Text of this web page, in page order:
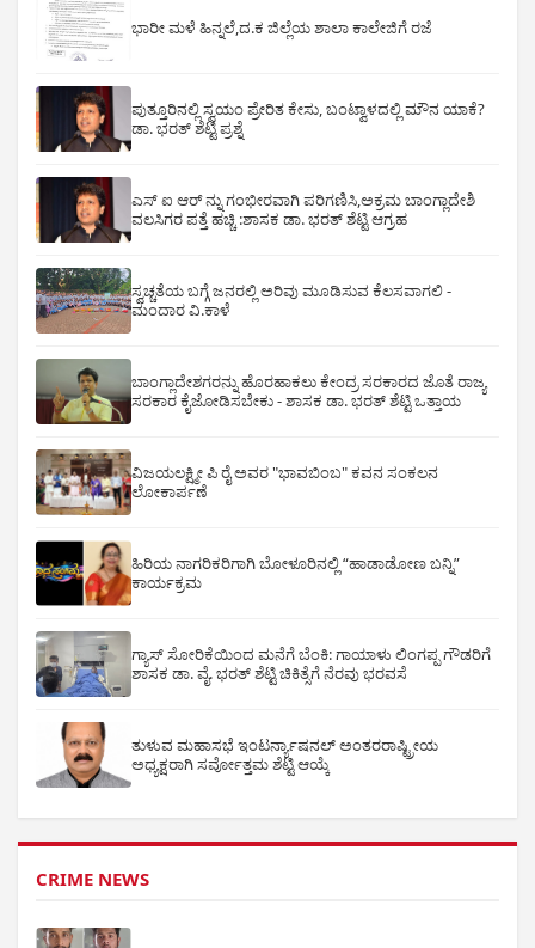
ಭಾರೀ ಮಳೆ ಹಿನ್ನಲೆ,ದ.ಕ ಜಿಲ್ಲೆಯ ಶಾಲಾ ಕಾಲೇಜಿಗೆ ರಜೆ
ಪುತ್ತೂರಿನಲ್ಲಿ ಸ್ವಯಂ ಪ್ರೇರಿತ ಕೇಸು, ಬಂಟ್ವಾಳದಲ್ಲಿ ಮೌನ ಯಾಕೆ?
ಡಾ. ಭರತ್ ಶೆಟ್ಟಿ ಪ್ರಶ್ನೆ
ಎಸ್ ಐ ಆರ್ ನ್ನು ಗಂಭೀರವಾಗಿ ಪರಿಗಣಿಸಿ,ಅಕ್ರಮ ಬಾಂಗ್ಲಾದೇಶಿ
ವಲಸಿಗರ ಪತ್ತೆ ಹಚ್ಚಿ :ಶಾಸಕ ಡಾ. ಭರತ್ ಶೆಟ್ಟಿ ಆಗ್ರಹ
ಸ್ವಚ್ಚತೆಯ ಬಗ್ಗೆ ಜನರಲ್ಲಿ ಅರಿವು ಮೂಡಿಸುವ ಕೆಲಸವಾಗಲಿ -
ಮಂದಾರ ವಿ.ಕಾಳೆ
ಬಾಂಗ್ಲಾದೇಶಗರನ್ನು ಹೊರಹಾಕಲು ಕೇಂದ್ರ ಸರಕಾರದ ಜೊತೆ ರಾಜ್ಯ
ಸರಕಾರ ಕೈಜೋಡಿಸಬೇಕು - ಶಾಸಕ ಡಾ. ಭರತ್ ಶೆಟ್ಟಿ ಒತ್ತಾಯ
ವಿಜಯಲಕ್ಷ್ಮೀ ಪಿ ರೈ ಅವರ "ಭಾವಬಿಂಬ" ಕವನ ಸಂಕಲನ
ಲೋಕಾರ್ಪಣೆ
ಹಿರಿಯ ನಾಗರಿಕರಿಗಾಗಿ ಬೋಳೂರಿನಲ್ಲಿ “ಹಾಡಾಡೋಣ ಬನ್ನಿ”
ಕಾರ್ಯಕ್ರಮ
ಗ್ಯಾಸ್ ಸೋರಿಕೆಯಿಂದ ಮನೆಗೆ ಬೆಂಕಿ: ಗಾಯಾಳು ಲಿಂಗಪ್ಪ ಗೌಡರಿಗೆ
ಶಾಸಕ ಡಾ. ವೈ. ಭರತ್ ಶೆಟ್ಟಿ ಚಿಕಿತ್ಸೆಗೆ ನೆರವು ಭರವಸೆ
ತುಳುವ ಮಹಾಸಭೆ ಇಂಟರ್ನ್ಯಾಷನಲ್ ಅಂತರರಾಷ್ಟ್ರೀಯ
ಅಧ್ಯಕ್ಷರಾಗಿ ಸರ್ವೋತ್ತಮ ಶೆಟ್ಟಿ ಆಯ್ಕೆ
CRIME NEWS